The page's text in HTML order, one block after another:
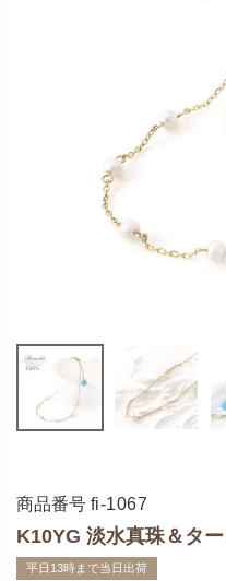
商品番号 fi-1067
K10YG 淡水真珠＆タ
平日13時まで当日出荷